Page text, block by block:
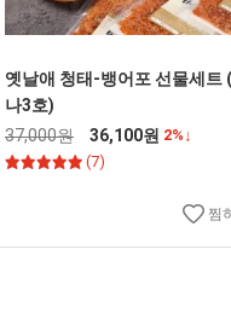
옛날애 청태-뱅어포 선물세트
나3호)
37,000원
36,100원 2%↓
(7)
찜